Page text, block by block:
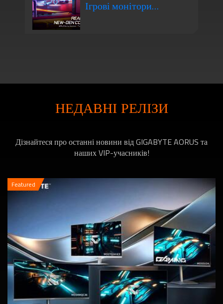
альтернатива, яка
Ігрові монітори
для ігор на консолях
нового покоління
НЕДАВНІ РЕЛІЗИ
Дізнайтеся про останні новини від GIGABYTE AORUS та
наших VIP-учасників!
Featured